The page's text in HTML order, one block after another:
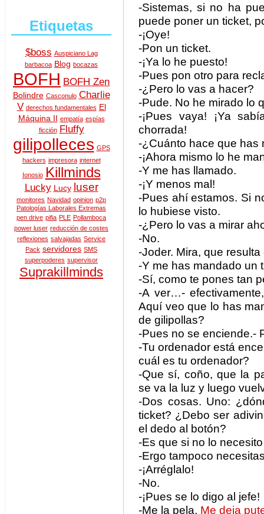
Etiquetas
$boss Auspiciano Lag
barbacoa Blog bocazas
BOFH BOFH Zen
Bolindre Casconulo Charlie
V derechos fundamentales El
Máquina II empatía espías
ficción
Fluffy
gilipolleces GPS
hackers impresora internet
Ionosio Killminds
Lucky Lucy luser
monitores Navidad opinion p2p
Patologías Laborales Extremas
pen drive pifia PLE Pollamboca
power luser reducción de costes
reflexiones salvajadas Service
Pack servidores SMS
superpoderes supervisor
Suprakillminds
-Sistemas, si no ha
puede poner un ticket,
-¡Oye!
-Pon un ticket.
-¡Ya lo he puesto!
-Pues pon otro para
-¿Pero lo vas a hacer?
-Pude. No he mirado lo
-¡Pues vaya! ¡Ya
chorrada!
-¿Cuánto hace que has
-¡Ahora mismo lo he
-Y me has llamado.
-¡Y menos mal!
-Pues ahí estamos. Si
lo hubiese visto.
-¿Pero lo vas a mirar
-No.
-Joder. Mira, que
-Y me has mandado un
-Sí, como te pones tan
-A ver…-
Aquí veo que lo has
de gilipollas?
-Pues no se enciende.-
-Tu ordenador está
cuál es tu ordenador?
-Que sí, coño, que la
se va la luz y luego
-Dos cosas. Uno:
ticket? ¿Debo ser
el dedo al botón?
-Es que si no lo
-Ergo tampoco
-¡Arréglalo!
-No.
-¡Pues se lo digo al jefe!
-Me la pela. Me deja